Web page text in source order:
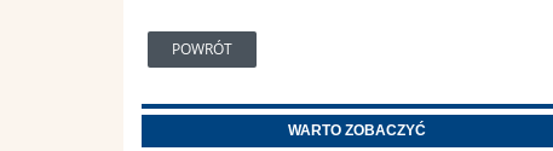
POWRÓT
WARTO ZOBACZYĆ